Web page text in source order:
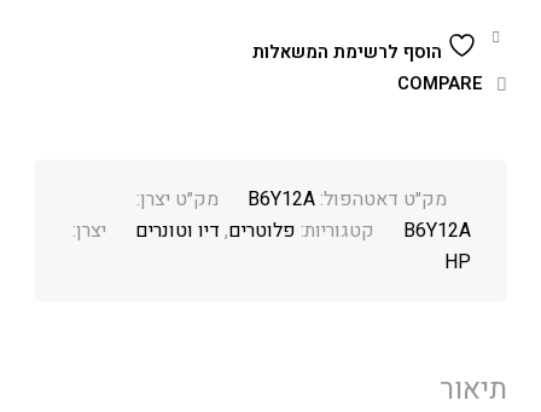
הוסף לרשימת המשאלות
COMPARE
מק״ט דאטהפול:B6Y12A
מק״ט יצרן:
B6Y12A
קטגוריות: פלוטרים, דיו וטונרים
יצרן:
HP
תיאור